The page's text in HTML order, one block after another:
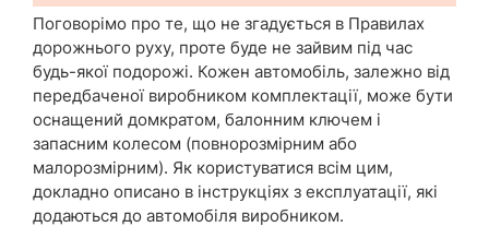
Поговорімо про те, що не згадується в Правилах
дорожнього руху, проте буде не зайвим під час
будь-якої подорожі. Кожен автомобіль, залежно від
передбаченої виробником комплектації, може бути
оснащений домкратом, балонним ключем і
запасним колесом (повнорозмірним або
малорозмірним). Як користуватися всім цим,
докладно описано в інструкціях з експлуатації, які
додаються до автомобіля виробником.